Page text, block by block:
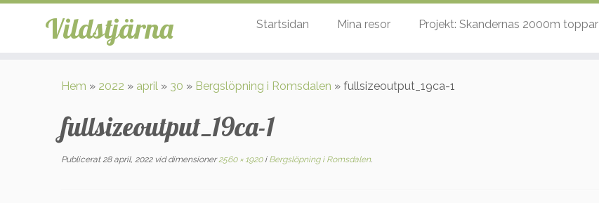
Vildstjärna Startsidan Mina resor Projekt: Skandernas 2000m toppar
Hem » 2022 » april » 30 » Bergslöpning i Romsdalen » fullsizeoutput_19ca-1
fullsizeoutput_19ca-1
Publicerat 28 april, 2022vid dimensioner2560 × 1920iBergslöpning i Romsdalen.